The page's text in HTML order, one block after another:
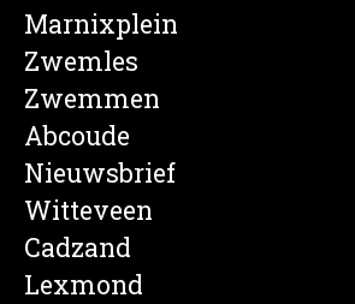
Marnixplein
Zwemles
Zwemmen
Abcoude
Nieuwsbrief
Witteveen
Cadzand
Lexmond